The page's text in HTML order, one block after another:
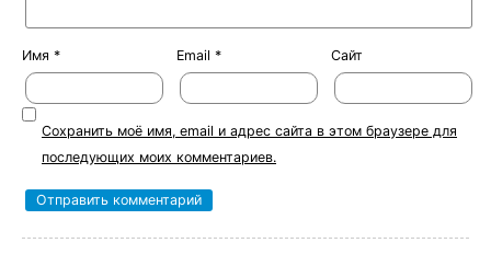
Имя * Email * Сайт
Сохранить моё имя, email и адрес сайта в этом браузере для
последующих моих комментариев.